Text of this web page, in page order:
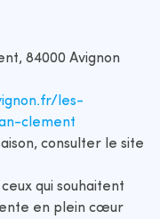
84000 Avignon​
les-
clement
consulter le site
qui souhaitent
en plein cœur